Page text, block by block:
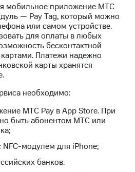
мобильное приложение MTC
— Pay Tag, который можно
или самом устройстве.
для оплаты в любых
бесконтактной
Платежи надежно
карты хранятся
необходимо:
МТС Pay в App Store. При
быть абонентом МТС или
NFC-модулем для iPhone;
банков.